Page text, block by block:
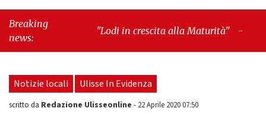
Breaking
news:
"Lodi in crescita alla Maturità" -"Cava de’
Notizie locali Ulisse In Evidenza
scritto da Redazione Ulisseonline - 22 Aprile 2020 07:50